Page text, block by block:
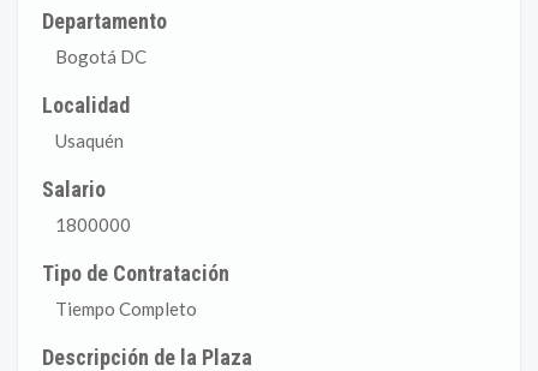
Departamento
Bogotá DC
Localidad
Usaquén
Salario
1800000
Tipo de Contratación
Tiempo Completo
Descripción de la Plaza